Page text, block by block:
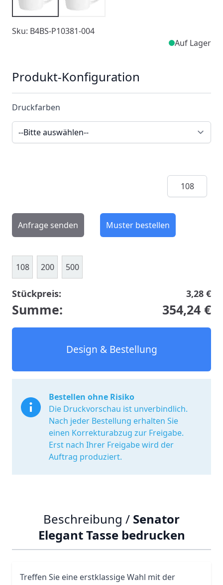
Sku: B4BS-P10381-004
Auf Lager
Produkt-Konfiguration
Druckfarben
Menge
Anfrage senden Muster bestellen
108 200 500
Stückpreis: 3,28 €
Summe: 354,24 €
Design & Bestellung
Bestellen ohne Risiko
Die Druckvorschau ist unverbindlich.
Nach jeder Bestellung erhalten Sie
einen Korrekturabzug zur Freigabe.
Erst nach Ihrer Freigabe wird der
Auftrag produziert.
Beschreibung / Senator
Elegant Tasse bedrucken
Treffen Sie eine erstklassige Wahl mit der